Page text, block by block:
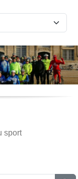
sport